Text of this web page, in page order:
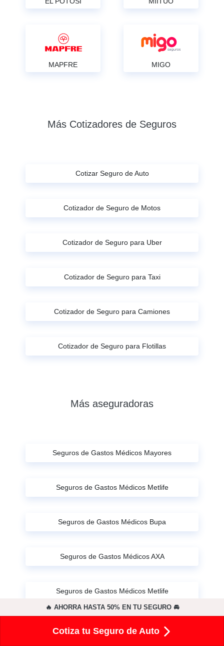
MAPFRE MIGO
Más Cotizadores de Seguros
Cotizar Seguro de Auto
Cotizador de Seguro de Motos
Cotizador de Seguro para Uber
Cotizador de Seguro para Taxi
Cotizador de Seguro para Camiones
Cotizador de Seguro para Flotillas
Más aseguradoras
Seguros de Gastos Médicos Mayores
Seguros de Gastos Médicos Metlife
Seguros de Gastos Médicos Bupa
Seguros de Gastos Médicos AXA
Seguros de Gastos Médicos Metlife
Seguros de Gastos Médicos GNP
🔥 AHORRA HASTA 50% EN TU SEGURO 🚘
Cotiza tu Seguro de Auto